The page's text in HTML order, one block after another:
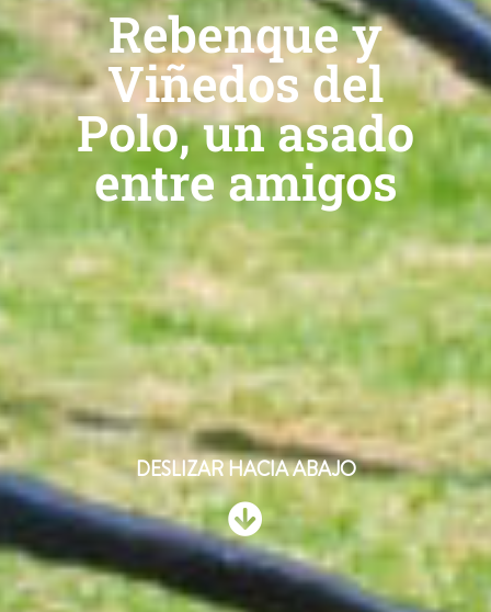
Rebenque y
Viñedos del
Polo, un asado
entre amigos
DESLIZAR HACIA ABAJO